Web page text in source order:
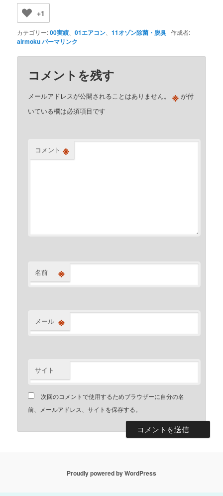
+1
カテゴリー:00実績 、01エアコン 、11オゾン除菌・脱臭 作成者:
airmokuパーマリンク
コメントを残す
メールアドレスが公開されることはありません。 ※ が付
いている欄は必須項目です
コメント ※
名前 ※
メール ※
サイト
次回のコメントで使用するためブラウザーに自分の名
前、メールアドレス、サイトを保存する。
Proudly powered by WordPress